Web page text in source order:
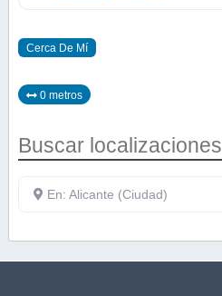
Cerca De Mí
0 metros
Buscar localizaciones
En: Alicante (Ciudad)